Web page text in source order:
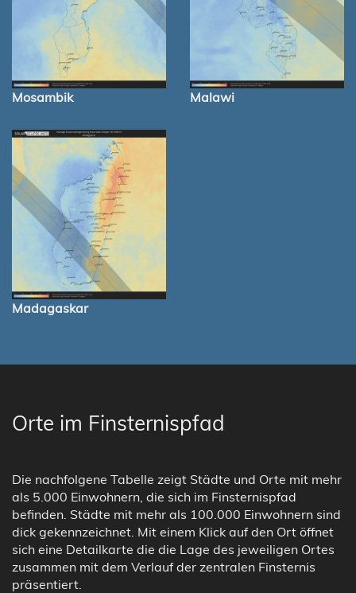
Mosambik Malawi
Madagaskar
Orte im Finsternispfad
Die nachfolgene Tabelle zeigt Städte und Orte mit mehr
als 5.000 Einwohnern, die sich im Finsternispfad
befinden. Städte mit mehr als 100.000 Einwohnern sind
dick gekennzeichnet. Mit einem Klick auf den Ort öffnet
sich eine Detailkarte die die Lage des jeweiligen Ortes
zusammen mit dem Verlauf der zentralen Finsternis
präsentiert.